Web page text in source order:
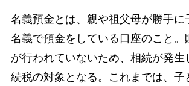
名義預金とは、親や祖父母が勝手に
名義で預金をしている口座のこと。
が行われていないため、相続が発生
続税の対象となる。これまでは、子